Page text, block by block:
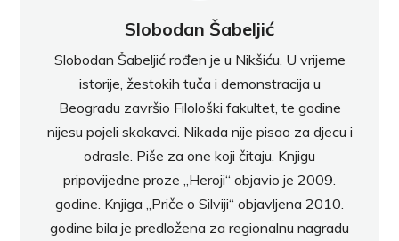
Slobodan Šabeljić
Slobodan Šabeljić rođen je u Nikšiću. U vrijeme
istorije, žestokih tuča i demonstracija u
Beogradu završio Filološki fakultet, te godine
nijesu pojeli skakavci. Nikada nije pisao za djecu i
odrasle. Piše za one koji čitaju. Knjigu
pripovijedne proze „Heroji“ objavio je 2009.
godine. Knjiga „Priče o Silviji“ objavljena 2010.
godine bila je predložena za regionalnu nagradu